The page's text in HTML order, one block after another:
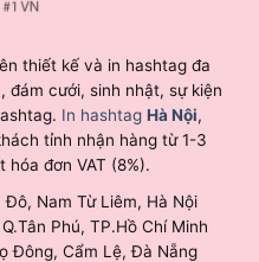
thiết kế và in hashtag đa
cưới, sinh nhật, sự kiện
In hashtag Hà Nội,
tỉnh nhận hàng từ 1-3
hóa đơn VAT (8%).
Đô, Nam Từ Liêm, Hà Nội
Phú, TP.Hồ Chí Minh
Đông, Cẩm Lệ, Đà Nẵng